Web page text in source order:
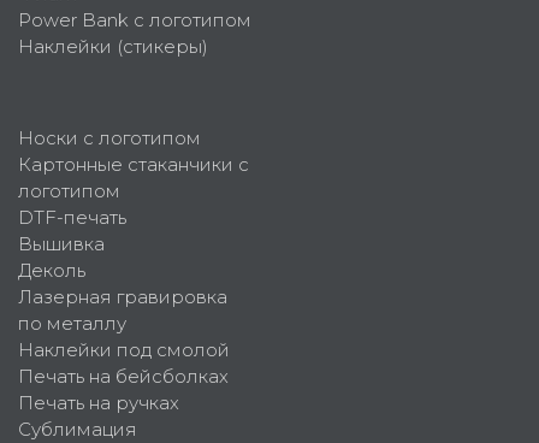
Power Bank с логотипом
Наклейки (стикеры)
Носки с логотипом
Картонные стаканчики с
логотипом
DTF-печать
Вышивка
Деколь
Лазерная гравировка
по металлу
Наклейки под смолой
Печать на бейсболках
Печать на ручках
Сублимация